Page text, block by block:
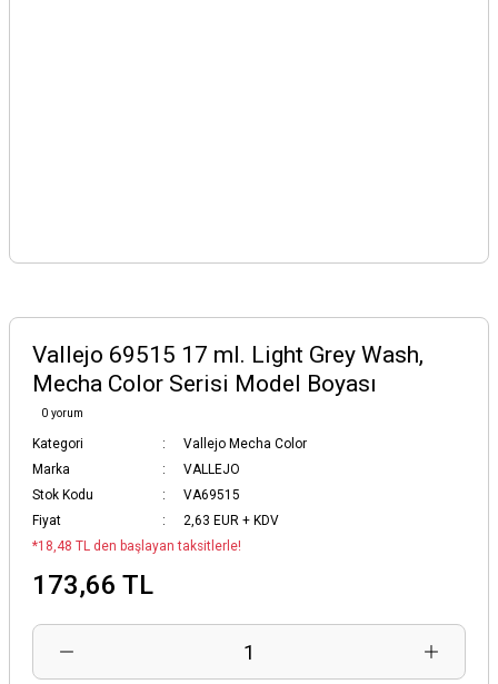
Vallejo 69515 17 ml. Light Grey Wash,
Mecha Color Serisi Model Boyası
0 yorum
Kategori
Vallejo Mecha Color
Marka
VALLEJO
Stok Kodu
VA69515
Fiyat
2,63 EUR + KDV
*18,48 TL den başlayan taksitlerle!
173,66 TL